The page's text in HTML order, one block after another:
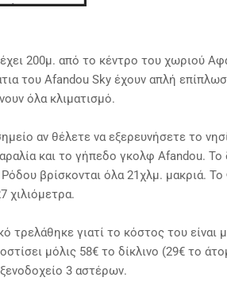
200μ. από το κέντρο του χωριού
του Afandou Sky έχουν απλή
όλα κλιματισμό.
αν θέλετε να εξερευνήσετε το
και το γήπεδο γκολφ Afandou. Το
βρίσκονται όλα 21χλμ. μακριά. Το
χιλιόμετρα.
τρελάθηκε γιατί το κόστος του είναι
μόλις 58€ το δίκλινο (29€ το
3 αστέρων.